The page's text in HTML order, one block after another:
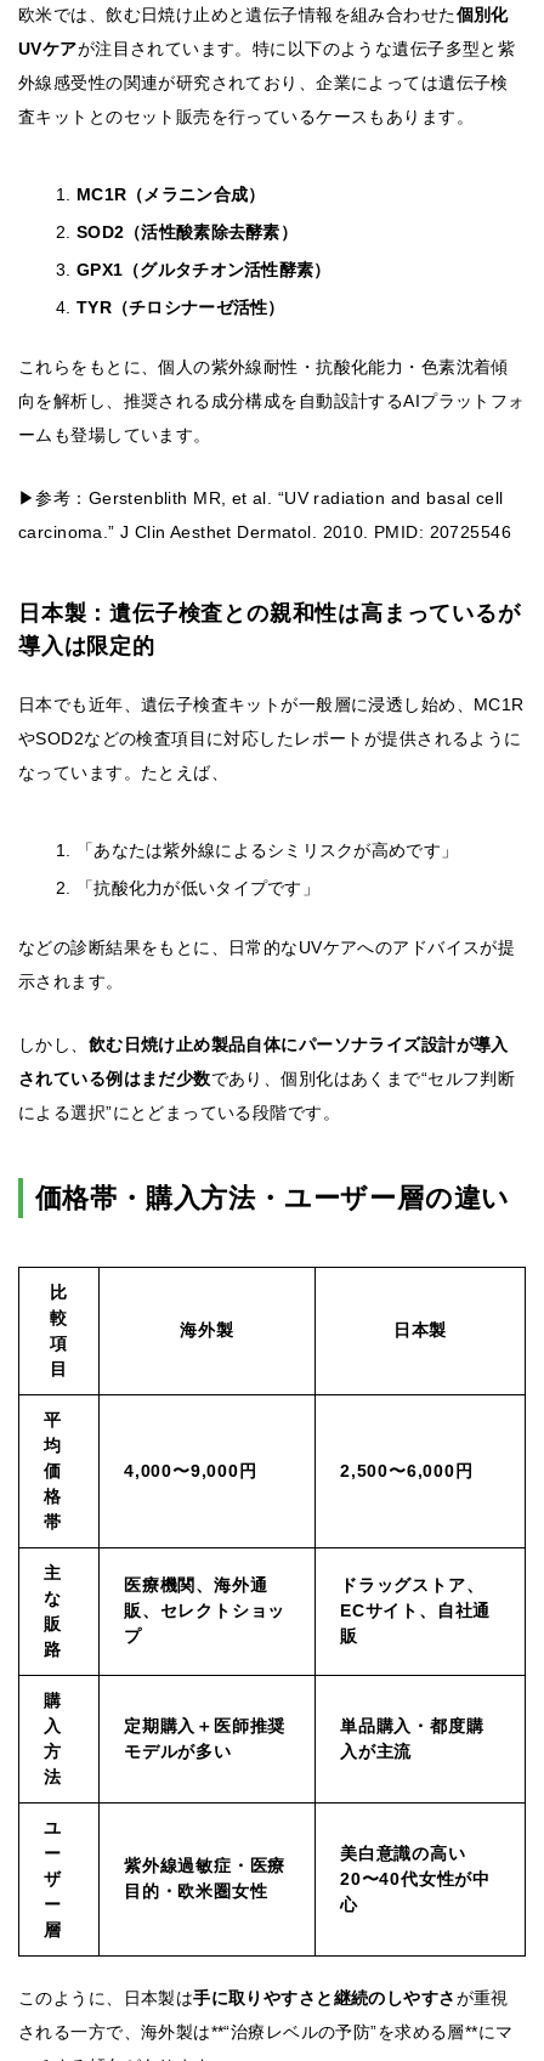
欧米では、飲む日焼け止めと遺伝子情報を組み合わせた個別化
UVケアが注目されています。特に以下のような遺伝子多型と紫
外線感受性の関連が研究されており、企業によっては遺伝子検
査キットとのセット販売を行っているケースもあります。
MC1R（メラニン合成）
SOD2（活性酸素除去酵素）
GPX1（グルタチオン活性酵素）
TYR（チロシナーゼ活性）
これらをもとに、個人の紫外線耐性・抗酸化能力・色素沈着傾
向を解析し、推奨される成分構成を自動設計するAIプラットフォ
ームも登場しています。
▶参考：Gerstenblith MR, et al. “UV radiation and basal cell
carcinoma.” J Clin Aesthet Dermatol. 2010. PMID: 20725546
日本製：遺伝子検査との親和性は高まっているが
導入は限定的
日本でも近年、遺伝子検査キットが一般層に浸透し始め、MC1R
やSOD2などの検査項目に対応したレポートが提供されるように
なっています。たとえば、
「あなたは紫外線によるシミリスクが高めです」
「抗酸化力が低いタイプです」
などの診断結果をもとに、日常的なUVケアへのアドバイスが提
示されます。
しかし、 飲む日焼け止め製品自体にパーソナライズ設計が導入
されている例はまだ少数であり、個別化はあくまで“セルフ判断
による選択”にとどまっている段階です。
価格帯・購入方法・ユーザー層の違い
比
較
項
目
海外製 日本製
平
均
価
格
帯
4,000〜9,000円 2,500〜6,000円
主
な
販
路
医療機関、海外通
販、セレクトショッ
プ
ドラッグストア、
ECサイト、自社通
販
購
入
方
法
定期購入＋医師推奨
モデルが多い
単品購入・都度購
入が主流
ユ
ー
ザ
ー
層
紫外線過敏症・医療
目的・欧米圏女性
美白意識の高い
20〜40代女性が中
心
このように、日本製は手に取りやすさと継続のしやすさが重視
される一方で、海外製は**“治療レベルの予防”を求める層**にマ